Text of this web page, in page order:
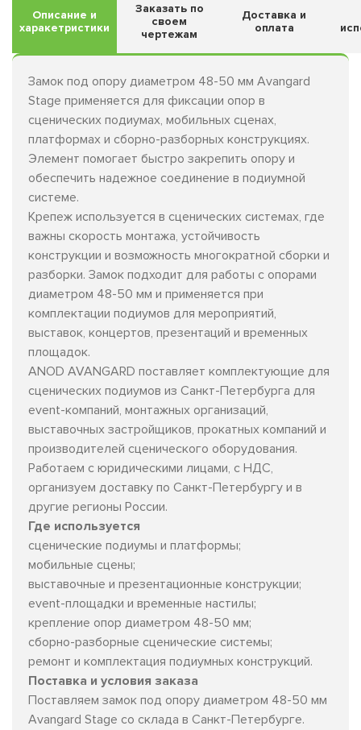
Описание и
харакетристики
Заказать по
своем
чертежам
Доставка и
оплата
Замок под опору диаметром 48-50 мм Avangard
Stage применяется для фиксации опор в
сценических подиумах, мобильных сценах,
платформах и сборно-разборных конструкциях.
Элемент помогает быстро закрепить опору и
обеспечить надежное соединение в подиумной
системе.
Крепеж используется в сценических системах, где
важны скорость монтажа, устойчивость
конструкции и возможность многократной сборки и
разборки. Замок подходит для работы с опорами
диаметром 48-50 мм и применяется при
комплектации подиумов для мероприятий,
выставок, концертов, презентаций и временных
площадок.
ANOD AVANGARD поставляет комплектующие для
сценических подиумов из Санкт-Петербурга для
event-компаний, монтажных организаций,
выставочных застройщиков, прокатных компаний и
производителей сценического оборудования.
Работаем с юридическими лицами, с НДС,
организуем доставку по Санкт-Петербургу и в
другие регионы России.
Где используется
сценические подиумы и платформы;
мобильные сцены;
выставочные и презентационные конструкции;
event-площадки и временные настилы;
крепление опор диаметром 48-50 мм;
сборно-разборные сценические системы;
ремонт и комплектация подиумных конструкций.
Поставка и условия заказа
Поставляем замок под опору диаметром 48-50 мм
Avangard Stage со склада в Санкт-Петербурге.